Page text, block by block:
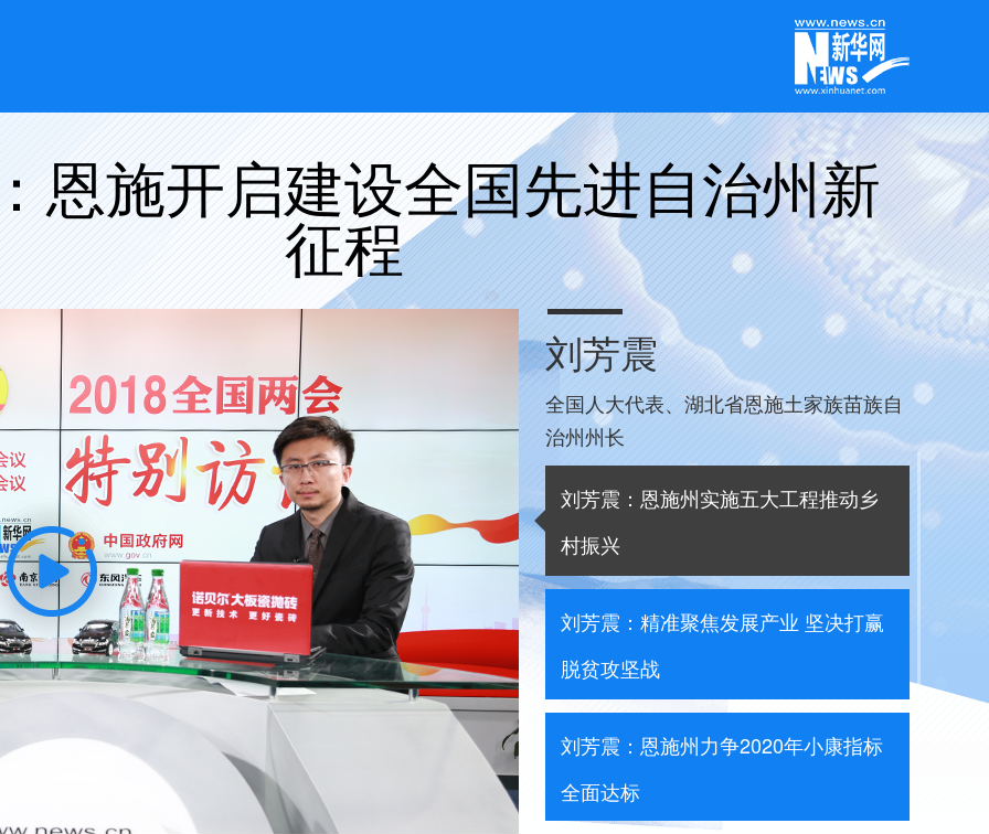
恩施开启建设全国先进自治州新
征程
刘芳震
全国人大代表、湖北省恩施土家族苗族自
治州州长
刘芳震：恩施州实施五大工程推动乡
村振兴
刘芳震：精准聚焦发展产业 坚决打赢
脱贫攻坚战
刘芳震：恩施州力争2020年小康指标
全面达标